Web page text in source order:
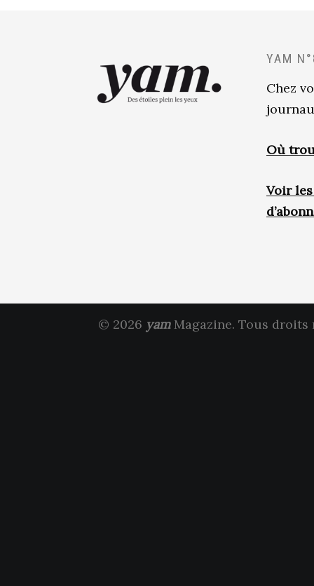
YAM
Chez
Où
Voir
© 2026 yamMagazine. Tous droits